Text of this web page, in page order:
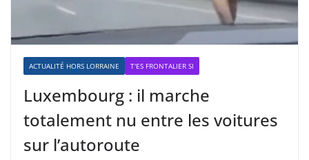
ACTUALITÉ HORS LORRAINE T'ES FRONTALIER SI
Luxembourg : il marche
totalement nu entre les voitures
sur l’autoroute